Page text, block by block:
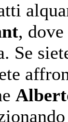
,
Se